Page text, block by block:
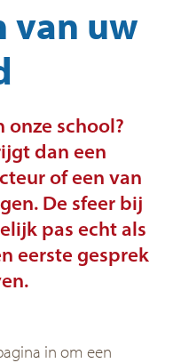
van uw
onze school?
dan een
of een van
De sfeer bij
pas echt als
eerste gesprek
in om een